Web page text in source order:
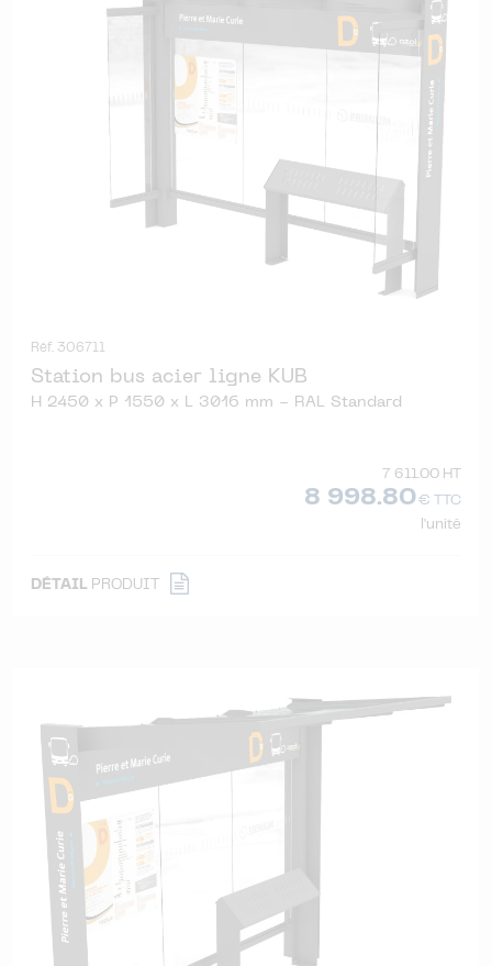
Réf. 306711
Station bus acier ligne KUB
H 2450 x P 1550 x L 3016 mm - RAL Standard
7 611.00 HT
8 998.80€ TTC
l'unité
DÉTAIL PRODUIT